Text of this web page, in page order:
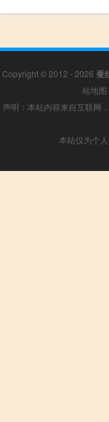
Copyright © 2012 - 2026 蚕
站地图
声明：本站内容来自互联网
本站仅为个